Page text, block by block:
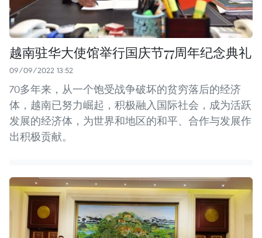
越南驻华大使馆举行国庆节77周年纪念典礼
09/09/2022 13:52
70多年来，从一个饱受战争破坏的贫穷落后的经济
体，越南已努力崛起，积极融入国际社会，成为活跃
发展的经济体，为世界和地区的和平、合作与发展作
出积极贡献。